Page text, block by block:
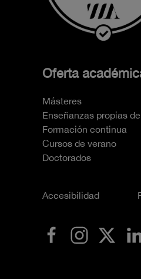
Oferta
Másteres
Enseñanzas propias
Formación continua
Cursos de verano
Doctorados
Accesibilidad